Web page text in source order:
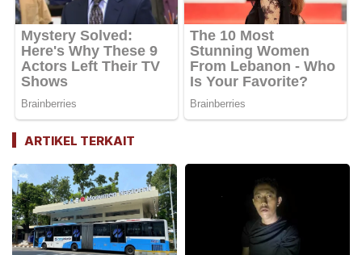
ARTIKEL TERKAIT